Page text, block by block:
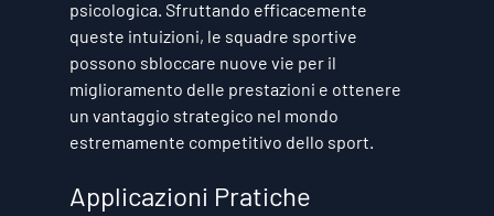
psicologica. Sfruttando efficacemente
queste intuizioni, le squadre sportive
possono sbloccare nuove vie per il
miglioramento delle prestazioni e ottenere
un vantaggio strategico nel mondo
estremamente competitivo dello sport.
Applicazioni Pratiche